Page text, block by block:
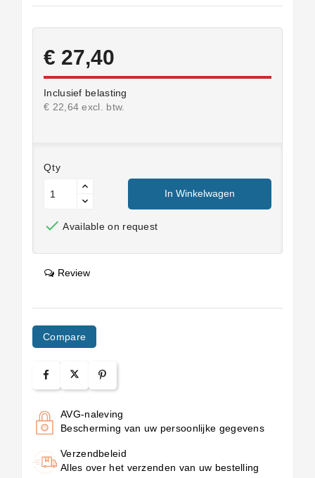
€ 27,40
Inclusief belasting
€ 22,64 excl. btw.
Qty
In Winkelwagen
 Available on request
Review
Compare
AVG-naleving
Bescherming van uw persoonlijke gegevens
Verzendbeleid
Alles over het verzenden van uw bestelling